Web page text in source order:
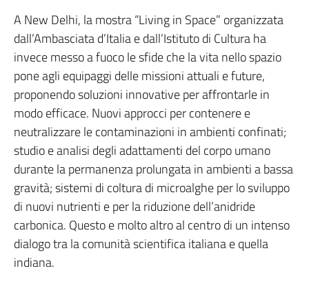
A New Delhi, la mostra “Living in Space” organizzata
dall’Ambasciata d’Italia e dall’Istituto di Cultura ha
invece messo a fuoco le sfide che la vita nello spazio
pone agli equipaggi delle missioni attuali e future,
proponendo soluzioni innovative per affrontarle in
modo efficace. Nuovi approcci per contenere e
neutralizzare le contaminazioni in ambienti confinati;
studio e analisi degli adattamenti del corpo umano
durante la permanenza prolungata in ambienti a bassa
gravità; sistemi di coltura di microalghe per lo sviluppo
di nuovi nutrienti e per la riduzione dell’anidride
carbonica. Questo e molto altro al centro di un intenso
dialogo tra la comunità scientifica italiana e quella
indiana.